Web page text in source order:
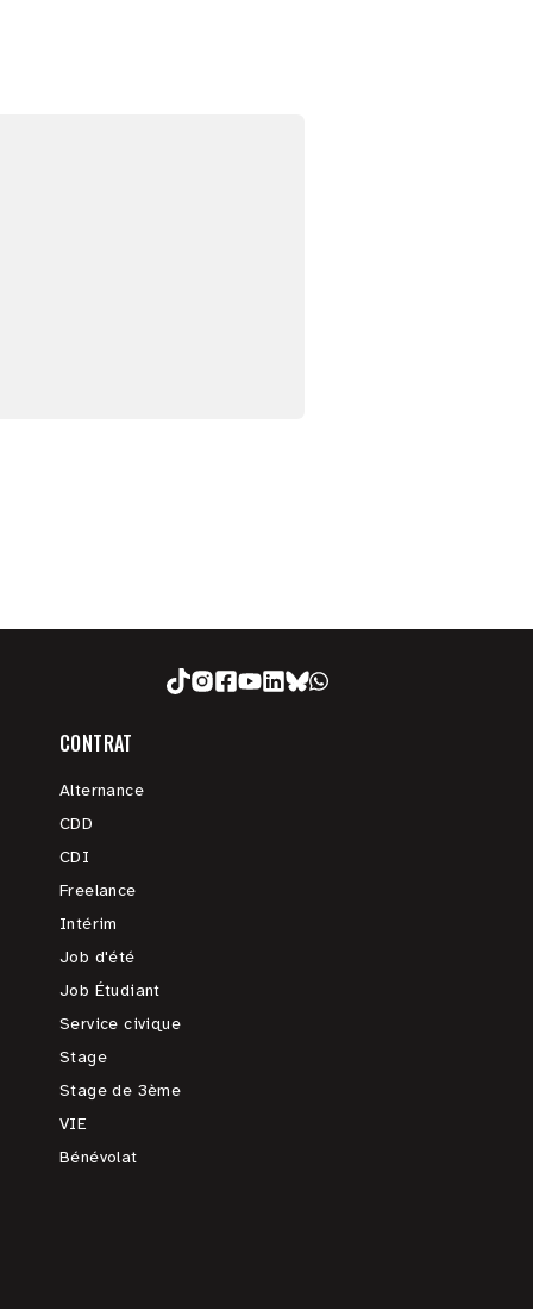
CONTRAT
Alternance
CDD
CDI
Freelance
Intérim
Job d'été
Job Étudiant
Service civique
Stage
Stage de 3ème
VIE
Bénévolat